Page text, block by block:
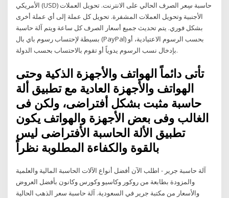
الأمريكي (USD) حاسبة سِعر الصرف الحالي على الانترنت. تحويل العملات
الأجنبية وتحويل العملات المشفرة. تحويل كل عملة إلى أي عملة أخرى
بشكل فوري. يتم تحديث جميع أسعار الصرف كل ساعة ويتم آلة حاسبة
بسيطة لإحتساب رسوم باي بال (PayPal) بحسب الرسوم الاعتيادية، أو
بإدخال نسب الرسوم يدوياً أو تقوم بالاحتساب بحسب الدولة.
تأتى دائماً الهواتف والأجهزة الذكية وحتى
الهواتف والأجهزة العادية مع تطبيق ألة
حاسبة مثبت بشكل أفتراضى، ولكن فى
الغالب وفى بعض الأجهزة والهواتف يكون
تطبيق الألة الحاسبة الأفتراضى ليس
بالقوة والكفاءة المطلوبة نظراً
آلة حاسبة جرير - اطلب الآن أفضل أنواع الآلات الحاسبة المالية والعلمية
والمزودة بطابعة من روكور وكاسيو وكورس وكانون بأفضل العروض
والأسعار من مكتبة جرير في السعودية. آلة حاسبة سعر الذهب الحالية